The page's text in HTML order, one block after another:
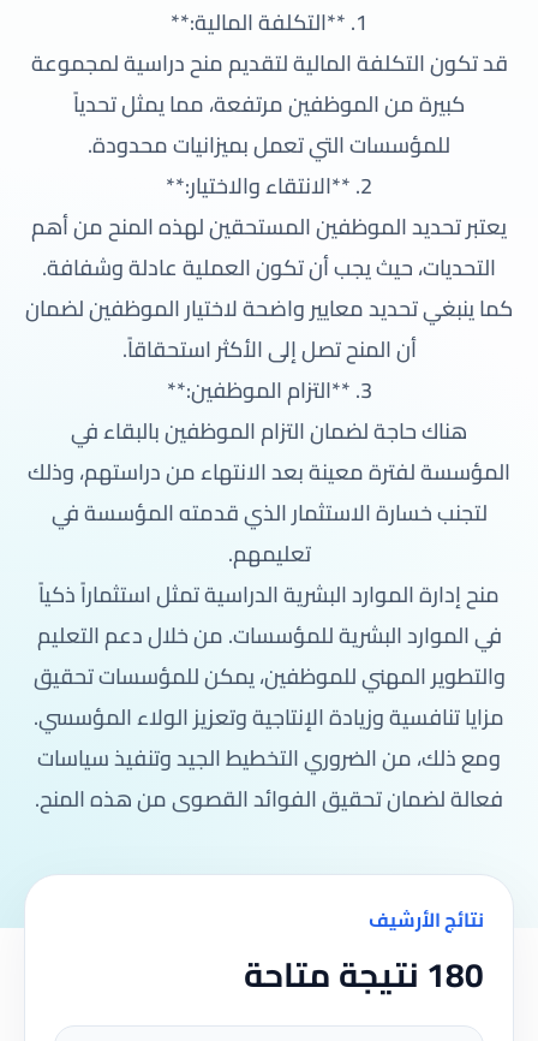
1. **التكلفة المالية:**
قد تكون التكلفة المالية لتقديم منح دراسية لمجموعة
كبيرة من الموظفين مرتفعة، مما يمثل تحدياً
للمؤسسات التي تعمل بميزانيات محدودة.
2. **الانتقاء والاختيار:**
يعتبر تحديد الموظفين المستحقين لهذه المنح من أهم
التحديات، حيث يجب أن تكون العملية عادلة وشفافة.
كما ينبغي تحديد معايير واضحة لاختيار الموظفين لضمان
أن المنح تصل إلى الأكثر استحقاقاً.
3. **التزام الموظفين:**
هناك حاجة لضمان التزام الموظفين بالبقاء في
المؤسسة لفترة معينة بعد الانتهاء من دراستهم، وذلك
لتجنب خسارة الاستثمار الذي قدمته المؤسسة في
تعليمهم.
منح إدارة الموارد البشرية الدراسية تمثل استثماراً ذكياً
في الموارد البشرية للمؤسسات. من خلال دعم التعليم
والتطوير المهني للموظفين، يمكن للمؤسسات تحقيق
مزايا تنافسية وزيادة الإنتاجية وتعزيز الولاء المؤسسي.
ومع ذلك، من الضروري التخطيط الجيد وتنفيذ سياسات
فعالة لضمان تحقيق الفوائد القصوى من هذه المنح.
نتائج الأرشيف
180 نتيجة متاحة